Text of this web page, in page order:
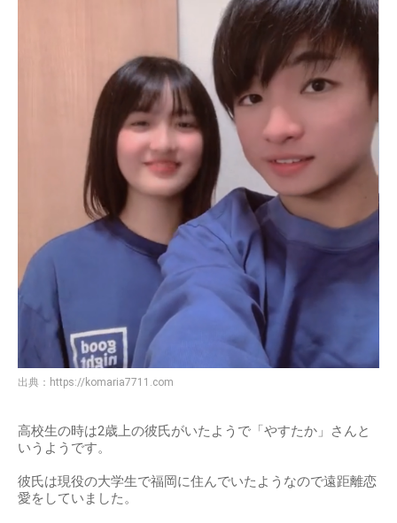
出典： https://komaria7711.com
高校生の時は2歳上の彼氏がいたようで「やすたか」さんと
いうようです。
彼氏は現役の大学生で福岡に住んでいたようなので遠距離恋
愛をしていました。